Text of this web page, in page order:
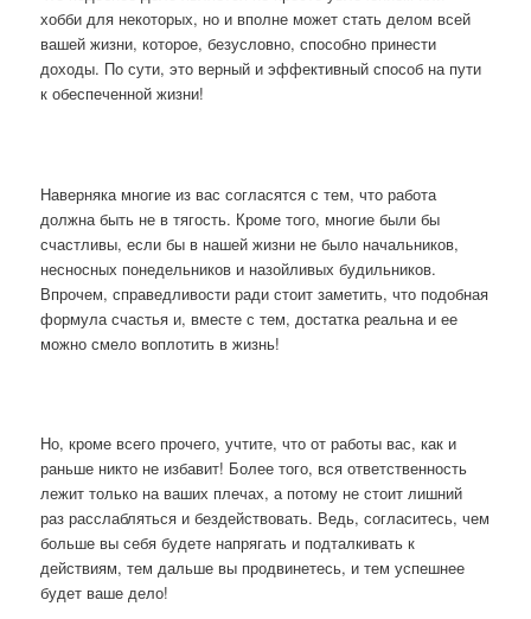
хобби для некоторых, но и вполне может стать делом всей
вашей жизни, которое, безусловно, способно принести
доходы. По сути, это верный и эффективный способ на пути
к обеспеченной жизни!
Наверняка многие из вас согласятся с тем, что работа
должна быть не в тягость. Кроме того, многие были бы
счастливы, если бы в нашей жизни не было начальников,
несносных понедельников и назойливых будильников.
Впрочем, справедливости ради стоит заметить, что подобная
формула счастья и, вместе с тем, достатка реальна и ее
можно смело воплотить в жизнь!
Но, кроме всего прочего, учтите, что от работы вас, как и
раньше никто не избавит! Более того, вся ответственность
лежит только на ваших плечах, а потому не стоит лишний
раз расслабляться и бездействовать. Ведь, согласитесь, чем
больше вы себя будете напрягать и подталкивать к
действиям, тем дальше вы продвинетесь, и тем успешнее
будет ваше дело!